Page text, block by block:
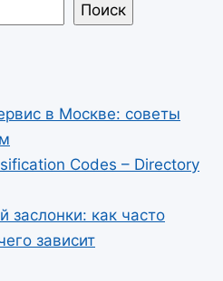
Поиск
в Москве: советы
Codes – Directory
заслонки: как часто
зависит